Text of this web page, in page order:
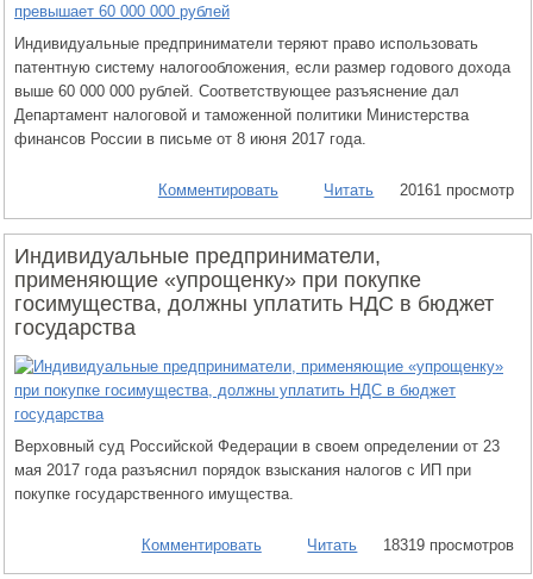
Индивидуальные предприниматели теряют право использовать
патентную систему налогообложения, если размер годового дохода
выше 60 000 000 рублей. Соответствующее разъяснение дал
Департамент налоговой и таможенной политики Министерства
финансов России в письме от 8 июня 2017 года.
Комментировать Читать 20161 просмотр
Индивидуальные предприниматели,
применяющие «упрощенку» при покупке
госимущества, должны уплатить НДС в бюджет
государства
Верховный суд Российской Федерации в своем определении от 23
мая 2017 года разъяснил порядок взыскания налогов с ИП при
покупке государственного имущества.
Комментировать Читать 18319 просмотров